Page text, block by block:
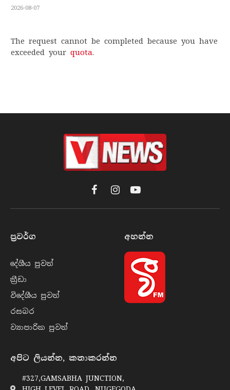
2026-08-07
The request cannot be completed because you have
exceeded your quota.
FacebookInstagramYouTube
ප්‍රවර්​ග
දේශීය පුව​ත්
ක්‍රී​ඩා
විදේශීය පුව​ත්
රසබ​ර
ව්‍යාපාරික පුව​ත්
අහන්​න
අපිට ලියන්න, කතාකරන්න
#327,GAMSABHA JUNCTION,